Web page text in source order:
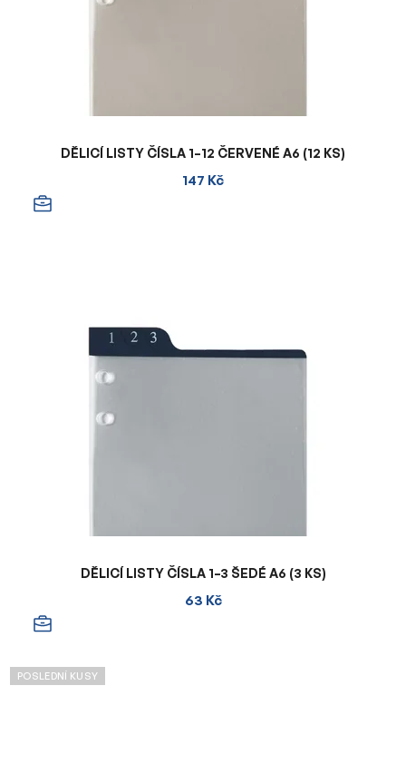
DĚLICÍ LISTY ČÍSLA 1–12 ČERVENÉ A6 (12 KS)
147 Kč
DĚLICÍ LISTY ČÍSLA 1–3 ŠEDÉ A6 (3 KS)
63 Kč
POSLEDNÍ KUSY